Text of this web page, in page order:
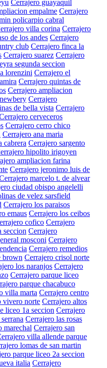
Cerrajero guayaquil
empalme Cerrajero
policarpio cabral
villa corina Cerrajero
de los andes Cerrajero
club Cerrajero finca la
Cerrajero suarez Cerrajero
segunda seccion
lorenzini Cerrajero el
Cerrajero quintas de
Cerrajero ampliacion
Cerrajero
de bella vista Cerrajero
cerveceros
Cerrajero cerro chico
Cerrajero ana maria
cabrera Cerrajero sargento
hipolito irigoyen
ampliacion farina
Cerrajero jeronimo luis de
marcelo t. de alvear
ciudad obispo angelelli
de velez sarsfield
Cerrajero los paraisos
emaus Cerrajero los ceibos
cofico Cerrajero
seccion Cerrajero
mosconi Cerrajero
Cerrajero remedios
brown Cerrajero crisol norte
los naranjos Cerrajero
Cerrajero parque liceo
parque chacabuco
villa marta Cerrajero centro
vivero norte Cerrajero altos
liceo 1a seccion Cerrajero
Cerrajero las rosas
marechal Cerrajero san
villa allende parque
lomas de san martin
parque liceo 2a seccion
italia Cerrajero